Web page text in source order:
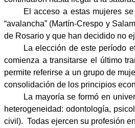
El acceso a estas mujeres
“avalancha” (Martín-Crespo y
de Rosario y que han decidido no
La elección de este período
comienza a transitarse el último
permite referirse a un grupo de
consolidación de los principios
La mayoría se formó en
heterogeneidad: odontología,
civil). Todas ejercen su profesión